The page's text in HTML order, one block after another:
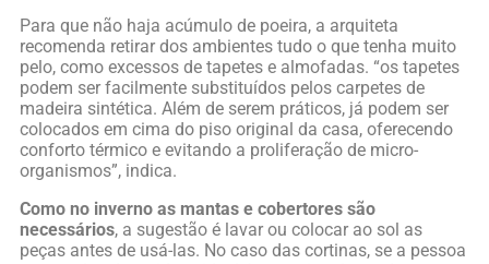
Para que não haja acúmulo de poeira, a arquiteta
recomenda retirar dos ambientes tudo o que tenha muito
pelo, como excessos de tapetes e almofadas. “os tapetes
podem ser facilmente substituídos pelos carpetes de
madeira sintética. Além de serem práticos, já podem ser
colocados em cima do piso original da casa, oferecendo
conforto térmico e evitando a proliferação de micro-
organismos”, indica.
Como no inverno as mantas e cobertores são
necessários, a sugestão é lavar ou colocar ao sol as
peças antes de usá-las. No caso das cortinas, se a pessoa